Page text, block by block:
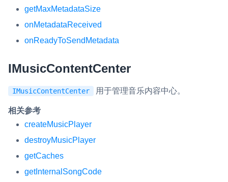
getMaxMetadataSize
onMetadataReceived
onReadyToSendMetadata
IMusicContentCenter
IMusicContentCenter 用于管理音乐内容中心。
相关参考
createMusicPlayer
destroyMusicPlayer
getCaches
getInternalSongCode